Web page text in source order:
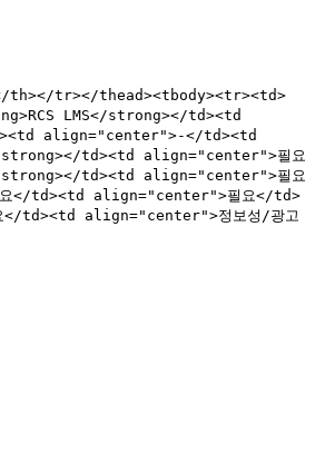
th></tr></thead><tbody><tr><td>
LMS</strong></td><td
align="center">-</td><td
td><td align="center">필요
td><td align="center">필요
</td><td align="center">필요</td>
td><td align="center">정보성/광고